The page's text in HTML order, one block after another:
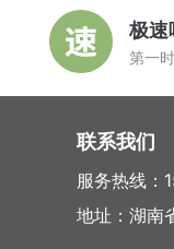
极速
第一
联系我们
服务热线：
地址：湖南